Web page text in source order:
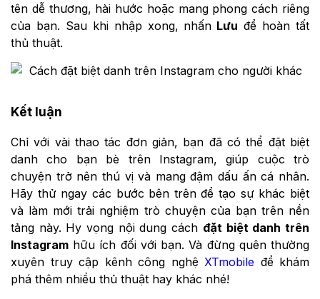
tên dễ thương, hài hước hoặc mang phong cách riêng
của bạn. Sau khi nhập xong, nhấn Lưu để hoàn tất
thủ thuật.
Kết luận
Chỉ với vài thao tác đơn giản, bạn đã có thể đặt biệt
danh cho bạn bè trên Instagram, giúp cuộc trò
chuyện trở nên thú vị và mang đậm dấu ấn cá nhân.
Hãy thử ngay các bước bên trên để tạo sự khác biệt
và làm mới trải nghiệm trò chuyện của bạn trên nền
tảng này. Hy vọng nội dungcách đặt biệt danh trên
Instagram hữu ích đối với bạn. Và đừng quên thường
xuyên truy cập kênh công nghệ XTmobile để khám
phá thêm nhiều thủ thuật hay khác nhé!